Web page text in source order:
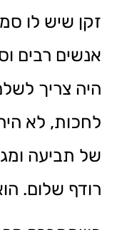
זקן שיש לו
אנשים רבים
היה צריך
לחכות, לא
של תביעה
רודף שלום.